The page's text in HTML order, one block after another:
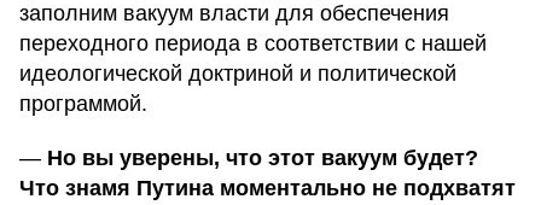
заполним вакуум власти для обеспечения
переходного периода в соответствии с нашей
идеологической доктриной и политической
программой.
— Но вы уверены, что этот вакуум будет?
Что знамя Путина моментально не подхватят